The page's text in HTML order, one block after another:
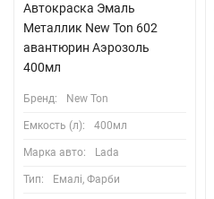
Автокраска Эмаль
Металлик New Ton 602
авантюрин Аэрозоль
400мл
Бренд: New Ton
Емкость (л): 400мл
Марка авто: Lada
Тип: Емалі, Фарби